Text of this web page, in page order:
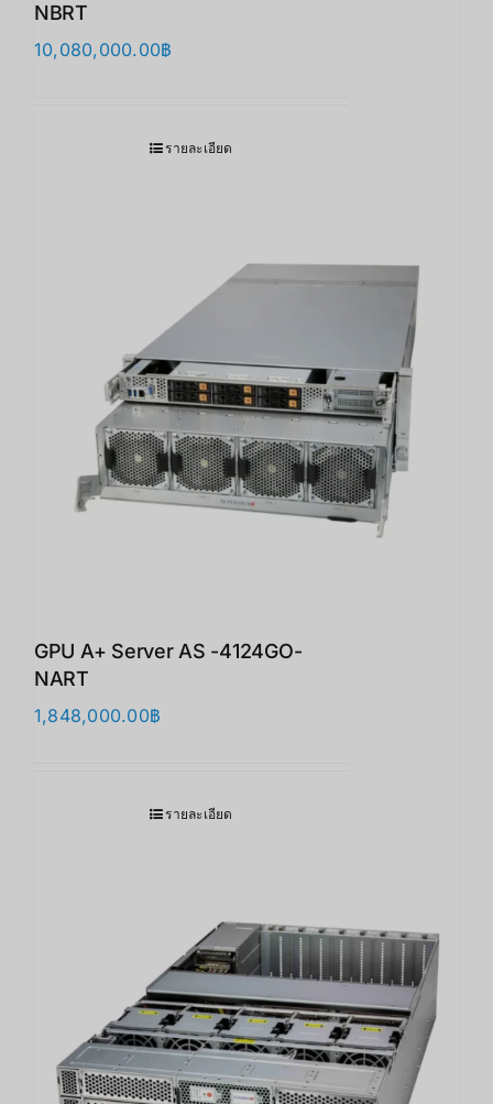
NBRT
10,080,000.00฿
รายละเอียด
GPU A+ Server AS -4124GO-
NART
1,848,000.00฿
รายละเอียด